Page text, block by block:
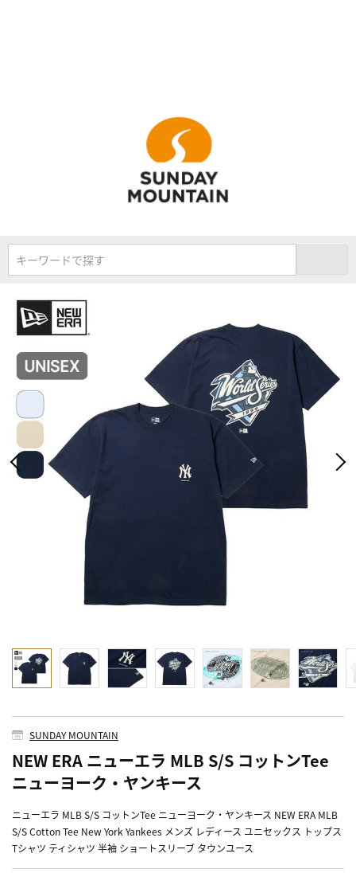
キーワードで探す
SUNDAY MOUNTAIN
NEW ERA ニューエラ MLB S/S コットンTee
ニューヨーク・ヤンキース
ニューエラ MLB S/S コットンTee ニューヨーク・ヤンキース NEW ERA MLB
S/S Cotton Tee New York Yankees メンズ レディース ユニセックス トップス
Tシャツ ティシャツ 半袖 ショートスリーブ タウンユース